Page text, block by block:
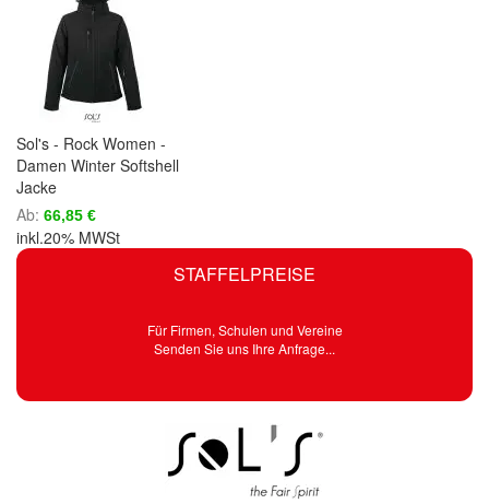
STAFFELPREISE
Für Firmen, Schulen und Vereine
Senden Sie uns Ihre Anfrage...
Sol's - Rock Women -
Damen Winter Softshell
Jacke
Ab 66,85 €
inkl.20% MWSt